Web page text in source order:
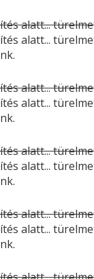
alatt...
alatt...
alatt...
alatt...
alatt...
alatt...
alatt...
alatt...